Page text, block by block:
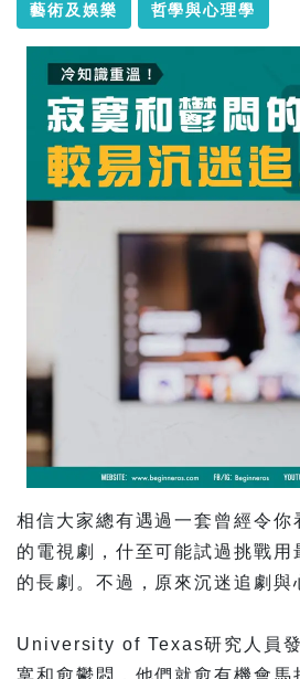
藝術及娛樂 哲學與心理學
相信大家總有遇過一套曾經令你
的電視劇，什至可能試過挑戰用
的長劇。不過，原來沉迷追劇與
University of Texas研究人員